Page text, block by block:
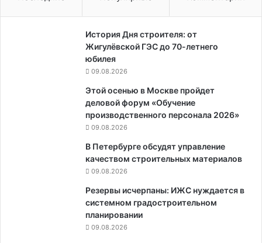
История Дня строителя: от
Жигулёвской ГЭС до 70-летнего
юбилея
09.08.2026
Этой осенью в Москве пройдет
деловой форум «Обучение
производственного персонала 2026»
09.08.2026
В Петербурге обсудят управление
качеством строительных материалов
09.08.2026
Резервы исчерпаны: ИЖС нуждается в
системном градостроительном
планировании
09.08.2026